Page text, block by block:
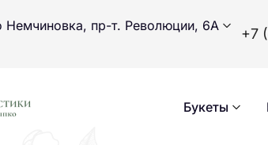
Немчиновка, пр-т. Революции, 6А
+7
Букеты